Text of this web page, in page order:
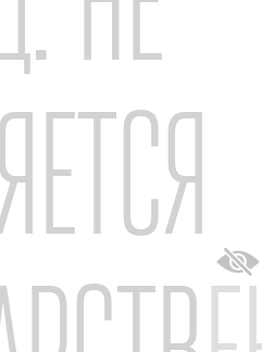
г. Москва, вн.тер.г.
ул. Тестовская, д. 10,
и заказу лекарств и иных
www.apteka.rи понимается
сайта заявки в адрес
организации на поставку
с заключенным между
+18. Используя данную
и будете перенаправлены
вне контроля АО
не несет ответственность за
указанного сайта.